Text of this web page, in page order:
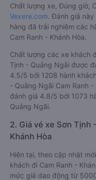
Chất lượng xe, Đúng giờ,
Vexere.com. Đánh giá
hàng đã trải nghiệm các
Cam Ranh - Khánh Hòa.
Chất lượng các xe khách
Tịnh - Quảng Ngãi được
4.5/5 bởi 1208 hành
- Quảng Ngãi Cam Ranh
đánh giá 4.8/5 bởi 1073
Quảng Ngãi.
2. Giá vé xe Sơn Tịnh
Khánh Hòa
Hiện tại, theo cập nhật
khách đi Cam Ranh -
mức giá dao động từ